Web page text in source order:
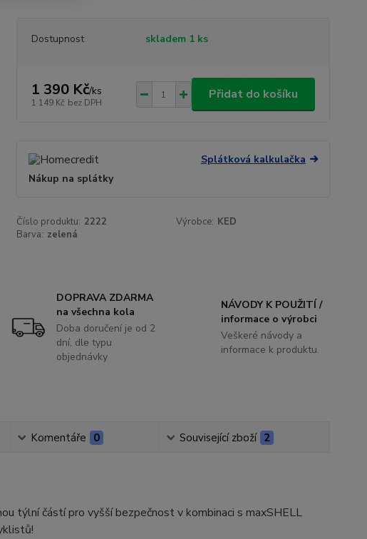
Dostupnost skladem 1 ks
1 390 Kč/ks
1 149 Kč bez DPH
Přidat do košíku
Splátková kalkulačka
Nákup na splátky
Číslo produktu: 2222 Výrobce: KED
Barva: zelená
DOPRAVA ZDARMA
na všechna kola
Doba doručení je od 2
dní, dle typu
objednávky
NÁVODY K POUŽITÍ /
informace o výrobci
Veškeré návody a
informace k produktu.
Komentáře 0 Související zboží 2
týlní částí pro vyšší bezpečnost v kombinaci s maxSHELL